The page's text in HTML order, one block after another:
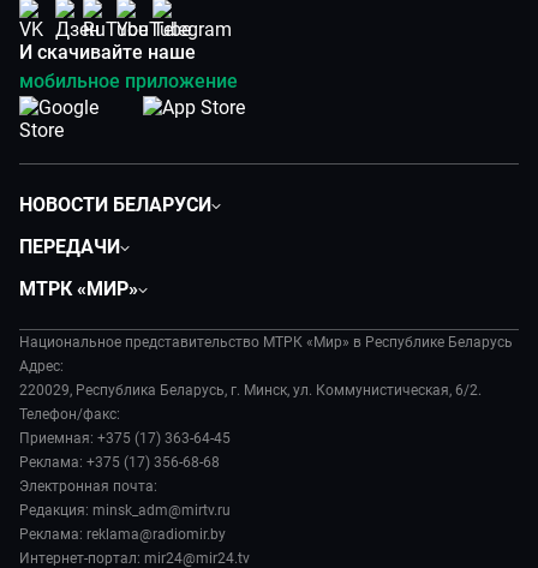
И скачивайте наше
мобильное приложение
НОВОСТИ БЕЛАРУСИ
Экономика
Происшествия
Наука и технологии
Здоровье и медицина
Авто
Культура
Спорт
ПЕРЕДАЧИ
Все как у людей
Вместе выгодно
Евразия. Культурно
Евразия. Регионы
Наши иностранцы
Пять причин поехать в...
Сделано в Содружестве
МТРК «МИР»
История
Руководство
Лица мира
Новости
Пресса о нас
Карьера
Реклама
Национальное представительство МТРК «Мир» в Республике Беларусь
Адрес:
220029, Республика Беларусь, г. Минск, ул. Коммунистическая, 6/2.
Телефон/факс:
Приемная: +375 (17) 363-64-45
Реклама: +375 (17) 356-68-68
Электронная почта:
Редакция: minsk_adm@mirtv.ru
Реклама: reklama@radiomir.by
Интернет-портал: mir24@mir24.tv